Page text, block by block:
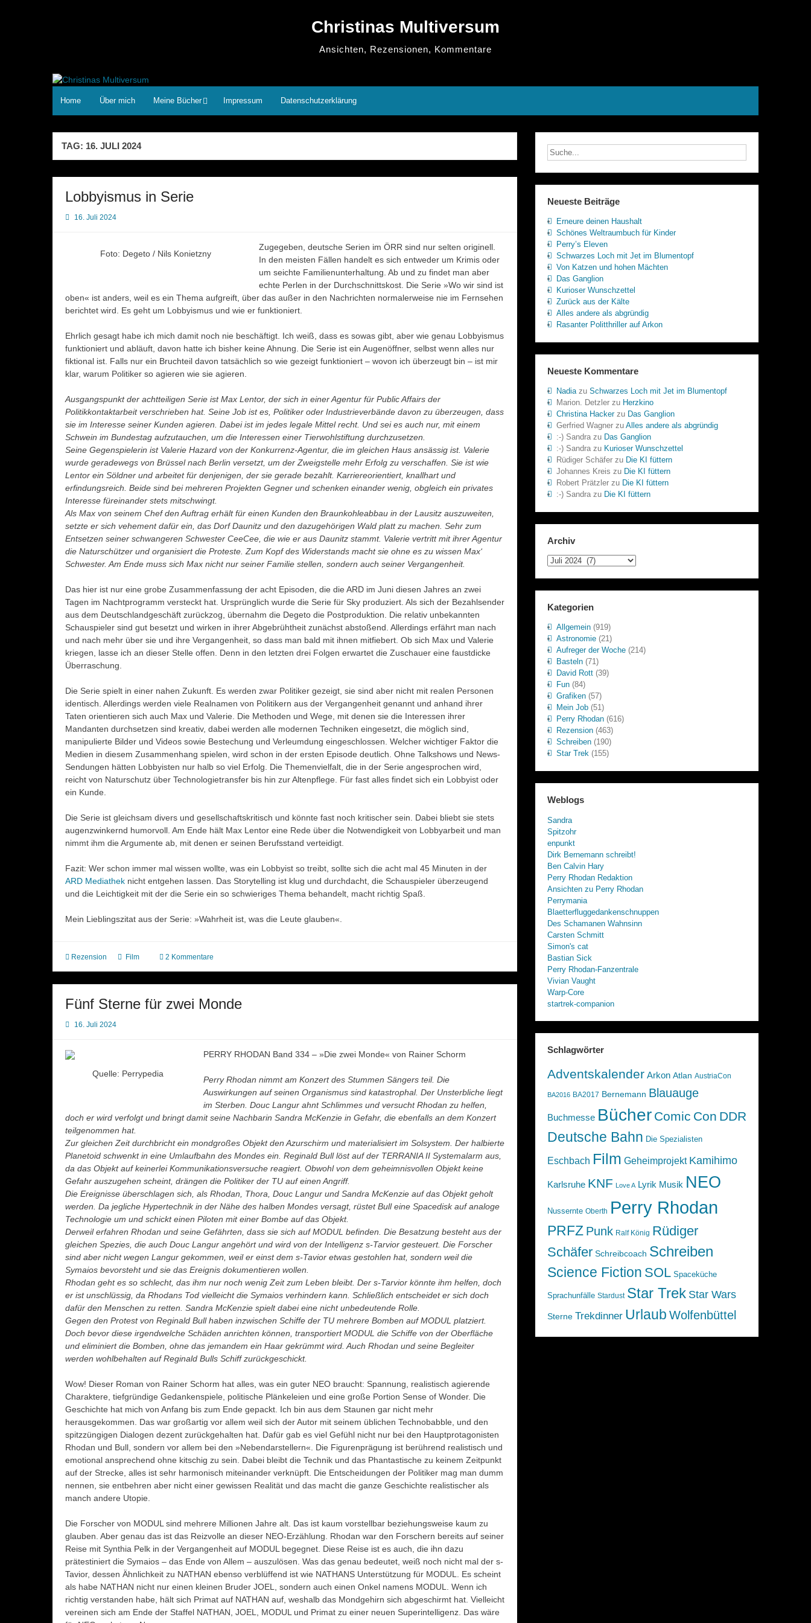
Christinas Multiversum
Ansichten, Rezensionen, Kommentare
Home Über mich Meine Bücher Impressum Datenschutzerklärung
TAG: 16. JULI 2024
Lobbyismus in Serie
16. Juli 2024
Foto: Degeto / Nils Konietzny
Zugegeben, deutsche Serien im ÖRR sind nur selten originell.
In den meisten Fällen handelt es sich entweder um Krimis oder
um seichte Familienunterhaltung. Ab und zu findet man aber
echte Perlen in der Durchschnittskost. Die Serie »Wo wir sind ist
oben« ist anders, weil es ein Thema aufgreift, über das außer in den Nachrichten normalerweise nie im Fernsehen
berichtet wird. Es geht um Lobbyismus und wie er funktioniert.
Ehrlich gesagt habe ich mich damit noch nie beschäftigt. Ich weiß, dass es sowas gibt, aber wie genau Lobbyismus
funktioniert und abläuft, davon hatte ich bisher keine Ahnung. Die Serie ist ein Augenöffner, selbst wenn alles nur
fiktional ist. Falls nur ein Bruchteil davon tatsächlich so wie gezeigt funktioniert – wovon ich überzeugt bin – ist mir
klar, warum Politiker so agieren wie sie agieren.
Ausgangspunkt der achtteiligen Serie ist Max Lentor, der sich in einer Agentur für Public Affairs der
Politikkontaktarbeit verschrieben hat. Seine Job ist es, Politiker oder Industrieverbände davon zu überzeugen, dass
sie im Interesse seiner Kunden agieren. Dabei ist im jedes legale Mittel recht. Und sei es auch nur, mit einem
Schwein im Bundestag aufzutauchen, um die Interessen einer Tierwohlstiftung durchzusetzen.
Seine Gegenspielerin ist Valerie Hazard von der Konkurrenz-Agentur, die im gleichen Haus ansässig ist. Valerie
wurde geradewegs von Brüssel nach Berlin versetzt, um der Zweigstelle mehr Erfolg zu verschaffen. Sie ist wie
Lentor ein Söldner und arbeitet für denjenigen, der sie gerade bezahlt. Karriereorientiert, knallhart und
erfindungsreich. Beide sind bei mehreren Projekten Gegner und schenken einander wenig, obgleich ein privates
Interesse füreinander stets mitschwingt.
Als Max von seinem Chef den Auftrag erhält für einen Kunden den Braunkohleabbau in der Lausitz auszuweiten,
setzte er sich vehement dafür ein, das Dorf Daunitz und den dazugehörigen Wald platt zu machen. Sehr zum
Entsetzen seiner schwangeren Schwester CeeCee, die wie er aus Daunitz stammt. Valerie vertritt mit ihrer Agentur
die Naturschützer und organisiert die Proteste. Zum Kopf des Widerstands macht sie ohne es zu wissen Max‘
Schwester. Am Ende muss sich Max nicht nur seiner Familie stellen, sondern auch seiner Vergangenheit.
Das hier ist nur eine grobe Zusammenfassung der acht Episoden, die die ARD im Juni diesen Jahres an zwei
Tagen im Nachtprogramm versteckt hat. Ursprünglich wurde die Serie für Sky produziert. Als sich der Bezahlsender
aus dem Deutschlandgeschäft zurückzog, übernahm die Degeto die Postproduktion. Die relativ unbekannten
Schauspieler sind gut besetzt und wirken in ihrer Abgebrühtheit zunächst abstoßend. Allerdings erfährt man nach
und nach mehr über sie und ihre Vergangenheit, so dass man bald mit ihnen mitfiebert. Ob sich Max und Valerie
kriegen, lasse ich an dieser Stelle offen. Denn in den letzten drei Folgen erwartet die Zuschauer eine faustdicke
Überraschung.
Die Serie spielt in einer nahen Zukunft. Es werden zwar Politiker gezeigt, sie sind aber nicht mit realen Personen
identisch. Allerdings werden viele Realnamen von Politikern aus der Vergangenheit genannt und anhand ihrer
Taten orientieren sich auch Max und Valerie. Die Methoden und Wege, mit denen sie die Interessen ihrer
Mandanten durchsetzen sind kreativ, dabei werden alle modernen Techniken eingesetzt, die möglich sind,
manipulierte Bilder und Videos sowie Bestechung und Verleumdung eingeschlossen. Welcher wichtiger Faktor die
Medien in diesem Zusammenhang spielen, wird schon in der ersten Episode deutlich. Ohne Talkshows und News-
Sendungen hätten Lobbyisten nur halb so viel Erfolg. Die Themenvielfalt, die in der Serie angesprochen wird,
reicht von Naturschutz über Technologietransfer bis hin zur Altenpflege. Für fast alles findet sich ein Lobbyist oder
ein Kunde.
Die Serie ist gleichsam divers und gesellschaftskritisch und könnte fast noch kritischer sein. Dabei bliebt sie stets
augenzwinkernd humorvoll. Am Ende hält Max Lentor eine Rede über die Notwendigkeit von Lobbyarbeit und man
nimmt ihm die Argumente ab, mit denen er seinen Berufsstand verteidigt.
Fazit: Wer schon immer mal wissen wollte, was ein Lobbyist so treibt, sollte sich die acht mal 45 Minuten in der
ARD Mediathek nicht entgehen lassen. Das Storytelling ist klug und durchdacht, die Schauspieler überzeugend
und die Leichtigkeit mit der die Serie ein so schwieriges Thema behandelt, macht richtig Spaß.
Mein Lieblingszitat aus der Serie: »Wahrheit ist, was die Leute glauben«.
Rezension Film 2 Kommentare
Fünf Sterne für zwei Monde
16. Juli 2024
Quelle: Perrypedia
PERRY RHODAN Band 334 – »Die zwei Monde« von Rainer Schorm
Perry Rhodan nimmt am Konzert des Stummen Sängers teil. Die
Auswirkungen auf seinen Organismus sind katastrophal. Der Unsterbliche liegt
im Sterben. Douc Langur ahnt Schlimmes und versucht Rhodan zu helfen,
doch er wird verfolgt und bringt damit seine Nachbarin Sandra McKenzie in Gefahr, die ebenfalls an dem Konzert
teilgenommen hat.
Zur gleichen Zeit durchbricht ein mondgroßes Objekt den Azurschirm und materialisiert im Solsystem. Der halbierte
Planetoid schwenkt in eine Umlaufbahn des Mondes ein. Reginald Bull löst auf der TERRANIA II Systemalarm aus,
da das Objekt auf keinerlei Kommunikationsversuche reagiert. Obwohl von dem geheimnisvollen Objekt keine
Gefahr auszugehen scheint, drängen die Politiker der TU auf einen Angriff.
Die Ereignisse überschlagen sich, als Rhodan, Thora, Douc Langur und Sandra McKenzie auf das Objekt geholt
werden. Da jegliche Hypertechnik in der Nähe des halben Mondes versagt, rüstet Bull eine Spacedisk auf analoge
Technologie um und schickt einen Piloten mit einer Bombe auf das Objekt.
Derweil erfahren Rhodan und seine Gefährten, dass sie sich auf MODUL befinden. Die Besatzung besteht aus der
gleichen Spezies, die auch Douc Langur angehört und wird von der Intelligenz s-Tarvior gesteuert. Die Forscher
sind aber nicht wegen Langur gekommen, weil er einst dem s-Tavior etwas gestohlen hat, sondern weil die
Symaios bevorsteht und sie das Ereignis dokumentieren wollen.
Rhodan geht es so schlecht, das ihm nur noch wenig Zeit zum Leben bleibt. Der s-Tarvior könnte ihm helfen, doch
er ist unschlüssig, da Rhodans Tod vielleicht die Symaios verhindern kann. Schließlich entscheidet er sich doch
dafür den Menschen zu retten. Sandra McKenzie spielt dabei eine nicht unbedeutende Rolle.
Gegen den Protest von Reginald Bull haben inzwischen Schiffe der TU mehrere Bomben auf MODUL platziert.
Doch bevor diese irgendwelche Schäden anrichten können, transportiert MODUL die Schiffe von der Oberfläche
und eliminiert die Bomben, ohne das jemandem ein Haar gekrümmt wird. Auch Rhodan und seine Begleiter
werden wohlbehalten auf Reginald Bulls Schiff zurückgeschickt.
Wow! Dieser Roman von Rainer Schorm hat alles, was ein guter NEO braucht: Spannung, realistisch agierende
Charaktere, tiefgründige Gedankenspiele, politische Plänkeleien und eine große Portion Sense of Wonder. Die
Geschichte hat mich von Anfang bis zum Ende gepackt. Ich bin aus dem Staunen gar nicht mehr
herausgekommen. Das war großartig vor allem weil sich der Autor mit seinem üblichen Technobabble, und den
spitzzüngigen Dialogen dezent zurückgehalten hat. Dafür gab es viel Gefühl nicht nur bei den Hauptprotagonisten
Rhodan und Bull, sondern vor allem bei den »Nebendarstellern«. Die Figurenprägung ist berührend realistisch und
emotional ansprechend ohne kitschig zu sein. Dabei bleibt die Technik und das Phantastische zu keinem Zeitpunkt
auf der Strecke, alles ist sehr harmonisch miteinander verknüpft. Die Entscheidungen der Politiker mag man dumm
nennen, sie entbehren aber nicht einer gewissen Realität und das macht die ganze Geschichte realistischer als
manch andere Utopie.
Die Forscher von MODUL sind mehrere Millionen Jahre alt. Das ist kaum vorstellbar beziehungsweise kaum zu
glauben. Aber genau das ist das Reizvolle an dieser NEO-Erzählung. Rhodan war den Forschern bereits auf seiner
Reise mit Synthia Pelk in der Vergangenheit auf MODUL begegnet. Diese Reise ist es auch, die ihn dazu
prätestiniert die Symaios – das Ende von Allem – auszulösen. Was das genau bedeutet, weiß noch nicht mal der s-
Tavior, dessen Ähnlichkeit zu NATHAN ebenso verblüffend ist wie NATHANS Unterstützung für MODUL. Es scheint
als habe NATHAN nicht nur einen kleinen Bruder JOEL, sondern auch einen Onkel namens MODUL. Wenn ich
richtig verstanden habe, hält sich Primat auf NATHAN auf, weshalb das Mondgehirn sich abgeschirmt hat. Vielleicht
vereinen sich am Ende der Staffel NATHAN, JOEL, MODUL und Primat zu einer neuen Superintelligenz. Das wäre
Neueste Beiträge
Erneure deinen Haushalt
Schönes Weltraumbuch für Kinder
Perry’s Eleven
Schwarzes Loch mit Jet im Blumentopf
Von Katzen und hohen Mächten
Das Ganglion
Kurioser Wunschzettel
Zurück aus der Kälte
Alles andere als abgründig
Rasanter Politthriller auf Arkon
Neueste Kommentare
Nadiazu Schwarzes Loch mit Jet im Blumentopf
Marion. Detzlerzu Herzkino
Christina Hackerzu Das Ganglion
Gerfried Wagnerzu Alles andere als abgründig
:-) Sandrazu Das Ganglion
:-) Sandrazu Kurioser Wunschzettel
Rüdiger Schäferzu Die KI füttern
Johannes Kreis zu Die KI füttern
Robert Prätzlerzu Die KI füttern
:-) Sandrazu Die KI füttern
Archiv
Archiv
Kategorien
Allgemein(919)
Astronomie(21)
Aufreger der Woche(214)
Basteln(71)
David Rott(39)
Fun(84)
Grafiken(57)
Mein Job(51)
Perry Rhodan(616)
Rezension(463)
Schreiben(190)
Star Trek(155)
Weblogs
Sandra
Spitzohr
enpunkt
Dirk Bernemann schreibt!
Ben Calvin Hary
Perry Rhodan Redaktion
Ansichten zu Perry Rhodan
Perrymania
Blaetterfluggedankenschnuppen
Des Schamanen Wahnsinn
Carsten Schmitt
Simon's cat
Bastian Sick
Perry Rhodan-Fanzentrale
Vivian Vaught
Warp-Core
startrek-companion
Schlagwörter
Adventskalender Arkon Atlan AustriaCon
BA2016 BA2017 Bernemann Blauauge
Buchmesse Bücher Comic Con DDR
Deutsche Bahn Die Spezialisten
Eschbach Film Geheimprojekt Kamihimo
Karlsruhe KNF Love A Lyrik Musik NEO
Nussernte Oberth Perry Rhodan
PRFZ Punk Ralf König Rüdiger
Schäfer Schreibcoach Schreiben
Science Fiction SOL Spaceküche
Sprachunfälle Stardust Star Trek Star Wars
Sterne Trekdinner Urlaub Wolfenbüttel